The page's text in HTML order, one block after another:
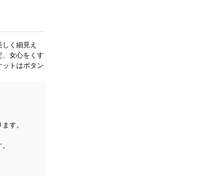
く細見え
女心をくす
ットはボタン
す。